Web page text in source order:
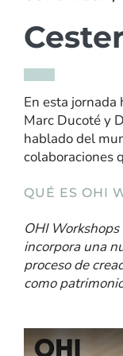
En esta jornada
Marc Ducoté y
hablado del
colaboraciones
QUÉ ES OHI
OHI
incorpora una
proceso de
como